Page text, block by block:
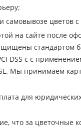
цветов с
на сайте после
стандартом
DSS с с
Мы принимаем
для
что за цветочные